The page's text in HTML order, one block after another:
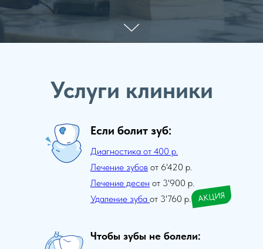
Услуги клиники
Диагностика от 400 р.
Если болит зуб:
Лечение зубов от 6'420 р.
Лечение десен от 3'900 р.
Удаление зуба от 3'760 р.
Чтобы зубы не болели:
АКЦИЯ